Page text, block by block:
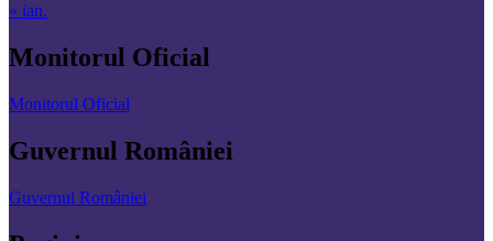
« ian.
Monitorul Oficial
Monitorul Oficial
Guvernul României
Guvernul României